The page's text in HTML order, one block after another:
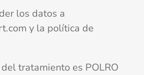
los datos a
y la política de
tratamiento es POLRO